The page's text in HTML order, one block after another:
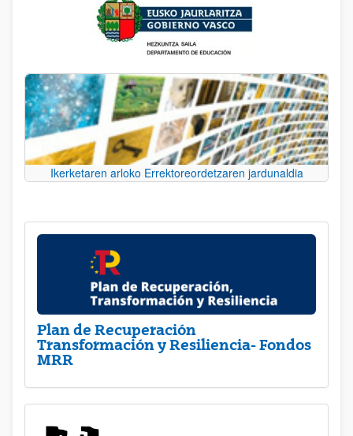
Ikerketaren arloko Errektoreordetzaren jardunaldia
Plan de Recuperación
Transformación y Resiliencia- Fondos
MRR